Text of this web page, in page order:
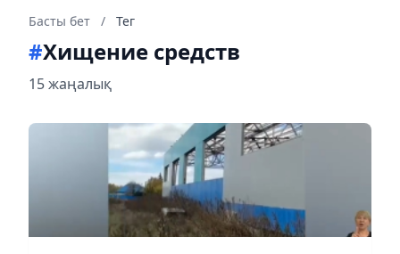
Басты бет / Тег
#Хищение средств
15 жаңалық